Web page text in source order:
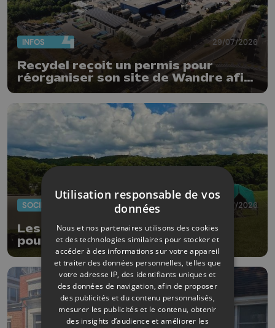
INFOS 29/07/2026
Recydel reçoit un permis pour
réorganiser son site de Wandre afin
de prévenir le risque d'incendie
SOCIÉTÉ 29/07/2026
Les scouts de Fexhe sanctionnés
pour avoir allumé un feu
Utilisation responsable de vos
données
Nous et nos partenaires utilisons des cookies
et des technologies similaires pour stocker et
accéder à des informations sur votre appareil
et traiter des données personnelles, telles que
votre adresse IP, des identifiants uniques et
des données de navigation, afin de proposer
des publicités et du contenu personnalisés,
mesurer les publicités et le contenu, obtenir
des insights d’audience et améliorer les